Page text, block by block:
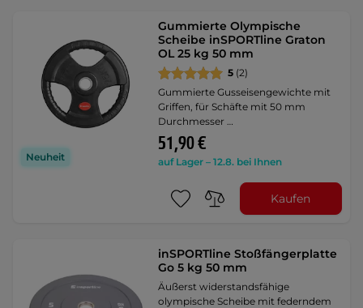
Neuheit
Gummierte Olympische
Scheibe inSPORTline Graton
OL 25 kg 50 mm
5 (2)
Gummierte Gusseisengewichte mit
Griffen, für Schäfte mit 50 mm
Durchmesser …
51,90 €
auf Lager – 12.8. bei Ihnen
Kaufen
inSPORTline Stoßfängerplatte
Go 5 kg 50 mm
Äußerst widerstandsfähige
olympische Scheibe mit federndem